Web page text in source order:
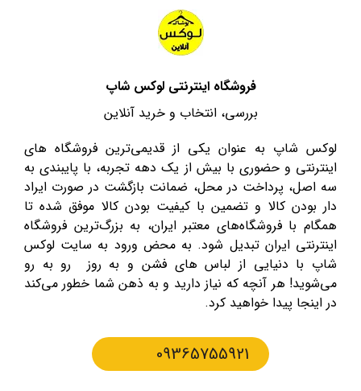
فروشگاه اینترنتی لوکس شاپ
بررسی، انتخاب و خرید آنلاین
لوکس شاپ به عنوان یکی از قدیمی‌ترین فروشگاه های
اینترنتی و حضوری با بیش از یک دهه تجربه، با پایبندی به
سه اصل، پرداخت در محل، ضمانت بازگشت در صورت ایراد
دار بودن کالا و تضمین با کیفیت بودن کالا موفق شده تا
همگام با فروشگاه‌های معتبر ایران، به بزرگ‌ترین فروشگاه
اینترنتی ایران تبدیل شود. به محض ورود به سایت لوکس
شاپ با دنیایی از لباس های فشن و به روز رو به رو
می‌شوید! هر آنچه که نیاز دارید و به ذهن شما خطور می‌کند
در اینجا پیدا خواهید کرد.
09365755921